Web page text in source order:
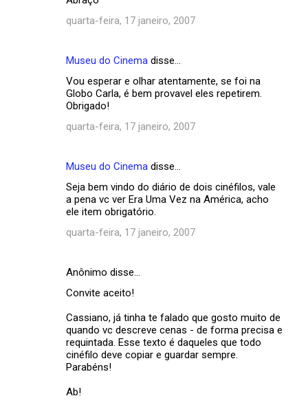
quarta-feira, 17 janeiro, 2007
Museu do Cinema disse…
Vou esperar e olhar atentamente, se foi na
Globo Carla, é bem provavel eles repetirem.
Obrigado!
quarta-feira, 17 janeiro, 2007
Museu do Cinema disse…
Seja bem vindo do diário de dois cinéfilos, vale
a pena vc ver Era Uma Vez na América, acho
ele item obrigatório.
quarta-feira, 17 janeiro, 2007
Anônimo disse…
Convite aceito!
Cassiano, já tinha te falado que gosto muito de
quando vc descreve cenas - de forma precisa e
requintada. Esse texto é daqueles que todo
cinéfilo deve copiar e guardar sempre.
Parabéns!
Ab!